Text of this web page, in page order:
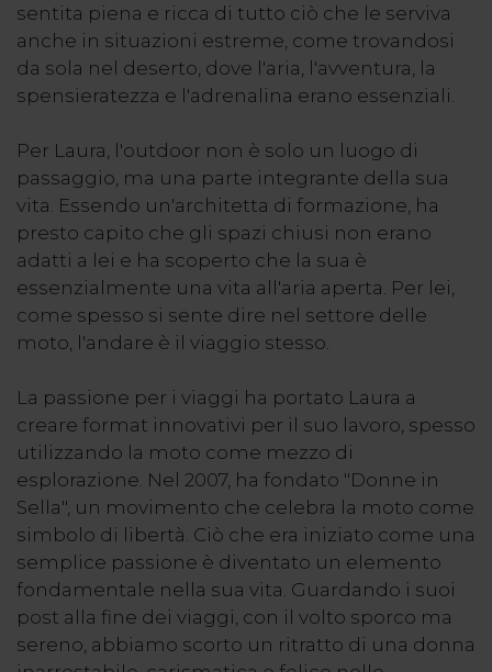
sentita piena e ricca di tutto ciò che le serviva
anche in situazioni estreme, come trovandosi
da sola nel deserto, dove l'aria, l'avventura, la
spensieratezza e l'adrenalina erano essenziali.
Per Laura, l'outdoor non è solo un luogo di
passaggio, ma una parte integrante della sua
vita. Essendo un'architetta di formazione, ha
presto capito che gli spazi chiusi non erano
adatti a lei e ha scoperto che la sua è
essenzialmente una vita all'aria aperta. Per lei,
come spesso si sente dire nel settore delle
moto, l'andare è il viaggio stesso.
La passione per i viaggi ha portato Laura a
creare format innovativi per il suo lavoro, spesso
utilizzando la moto come mezzo di
esplorazione. Nel 2007, ha fondato "Donne in
Sella", un movimento che celebra la moto come
simbolo di libertà. Ciò che era iniziato come una
semplice passione è diventato un elemento
fondamentale nella sua vita. Guardando i suoi
post alla fine dei viaggi, con il volto sporco ma
sereno, abbiamo scorto un ritratto di una donna